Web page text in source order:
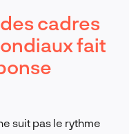
cadres
fait
suit pas le rythme